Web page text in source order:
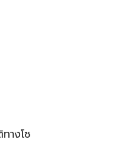
างโซ